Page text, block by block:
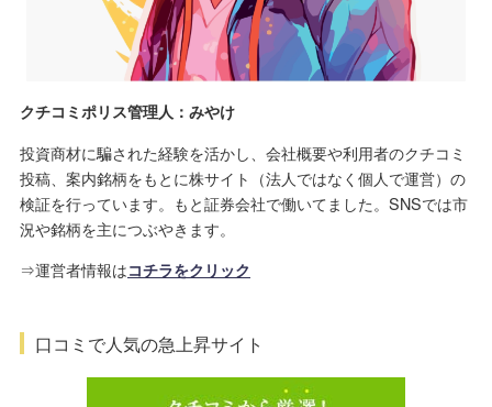
クチコミポリス管理人：みやけ
投資商材に騙された経験を活かし、会社概要や利用者のクチコミ
投稿、案内銘柄をもとに株サイト（法人ではなく個人で運営）の
検証を行っています。もと証券会社で働いてました。SNSでは市
況や銘柄を主につぶやきます。
⇒運営者情報はコチラをクリック
口コミで人気の急上昇サイト